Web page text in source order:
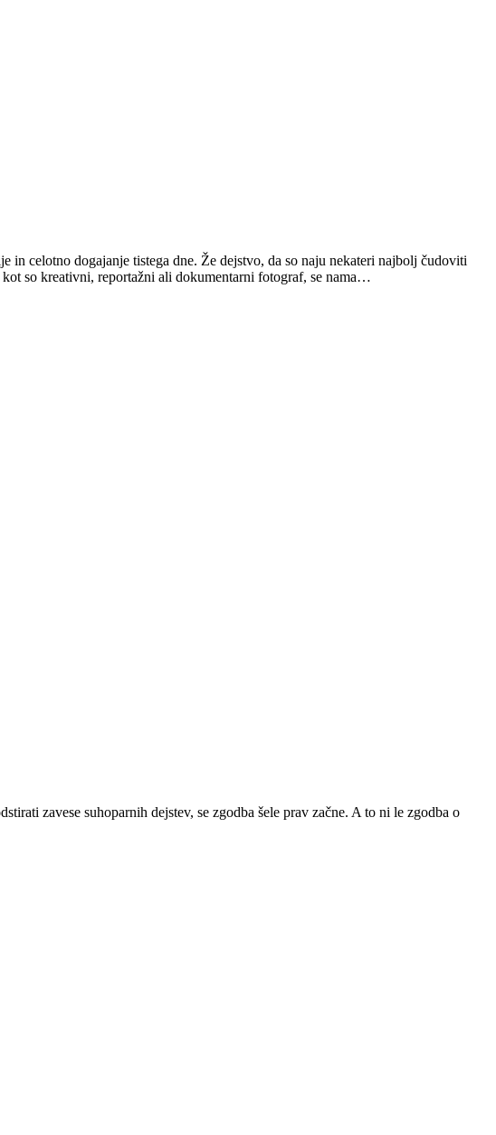
celotno dogajanje tistega dne. Že dejstvo, da so naju nekateri najbolj čudoviti
so kreativni, reportažni ali dokumentarni fotograf, se nama…
zavese suhoparnih dejstev, se zgodba šele prav začne. A to ni le zgodba o